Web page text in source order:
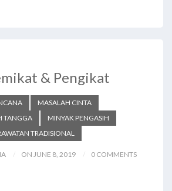
& Pengikat
MASALAH CINTA
TANGGA
MINYAK PENGASIH
TRADISIONAL
ON JUNE 8, 2019 0 COMMENTS